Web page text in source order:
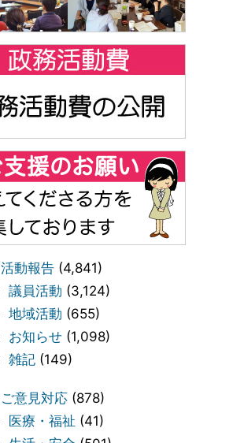
活動報告 (4,841)
議員活動 (3,124)
地域活動 (655)
お知らせ (1,098)
雑記 (149)
ご意見対応 (878)
医療・福祉 (41)